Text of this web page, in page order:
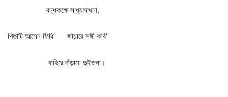
বন্ধকক্ষে সাধ্যসাধনা,
পিতাটি আসেন ফিরি’ জায়ারে সঙ্গী করি’
বাহিরে দাঁড়ায়ে দুইজনা।